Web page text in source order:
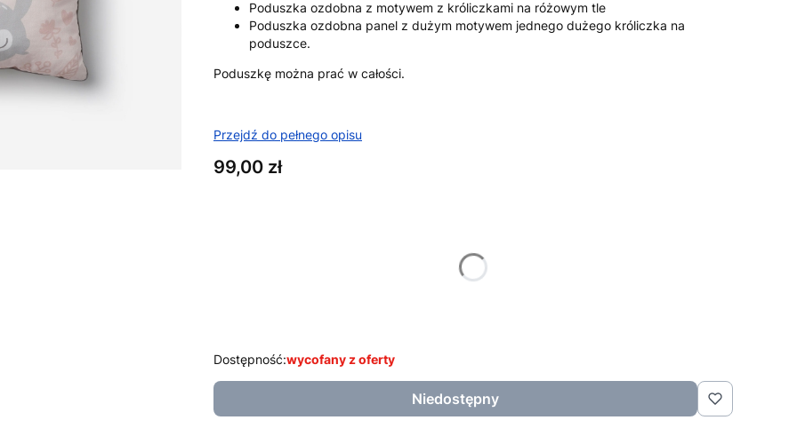
Poduszka ozdobna z motywem z króliczkami na różowym tle
Poduszka ozdobna panel z dużym motywem jednego dużego króliczka na
poduszce.
Poduszkę można prać w całości.
Przejdź do pełnego opisu
Cena
99,00 zł
Dostępność:wycofany z oferty
Niedostępny